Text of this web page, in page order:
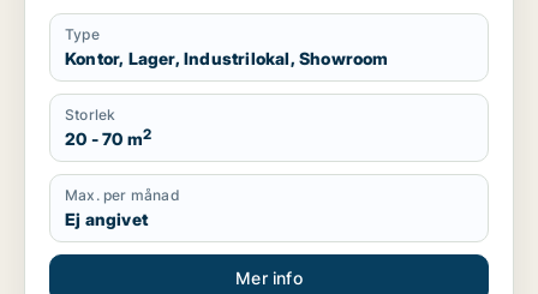
Type
Kontor, Lager, Industrilokal, Showroom
Storlek
20 - 70 m2
Max. per månad
Ej angivet
Mer info